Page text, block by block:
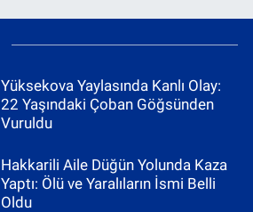
Yüksekova Yaylasında Kanlı Olay:
22 Yaşındaki Çoban Göğsünden
Vuruldu
Hakkarili Aile Düğün Yolunda Kaza
Yaptı: Ölü ve Yaralıların İsmi Belli
Oldu